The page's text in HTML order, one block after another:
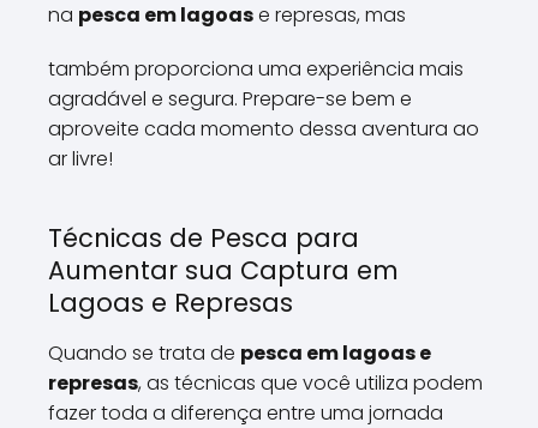
na pesca em lagoase represas, mas
também proporciona uma experiência mais
agradável e segura. Prepare-se bem e
aproveite cada momento dessa aventura ao
ar livre!
Técnicas de Pesca para
Aumentar sua Captura em
Lagoas e Represas
Quando se trata de pesca em lagoas e
represas, as técnicas que você utiliza podem
fazer toda a diferença entre uma jornada